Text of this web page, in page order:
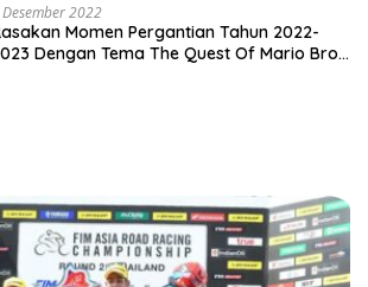
Desember 2022
Momen Pergantian Tahun 2022-
Dengan Tema The Quest Of Mario Bros